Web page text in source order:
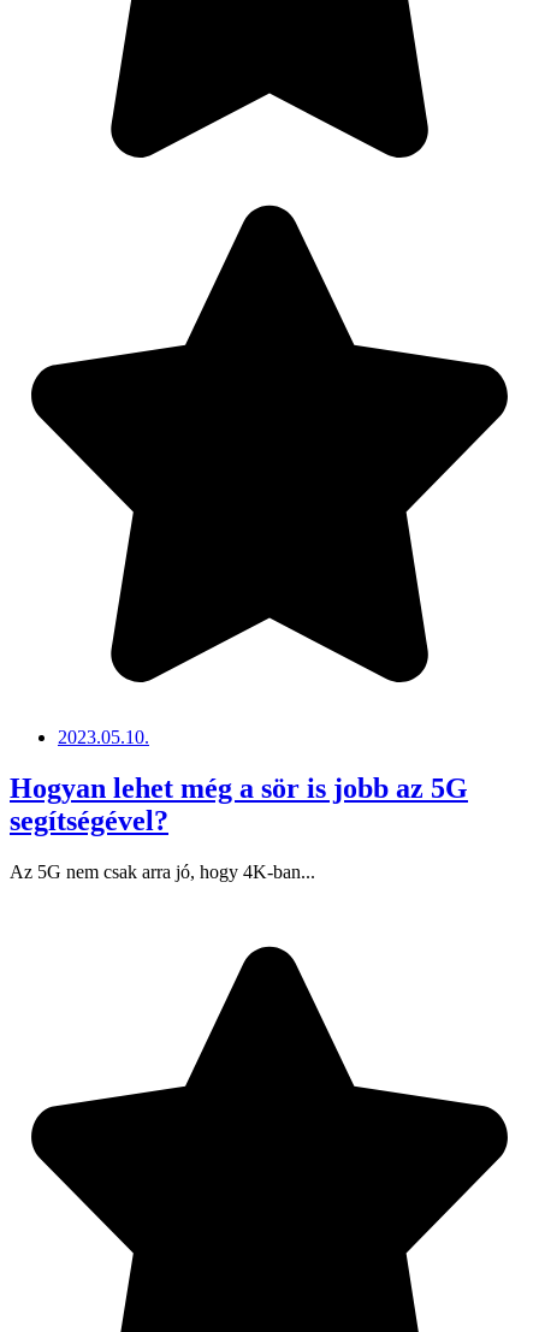
2023.05.10.
Hogyan lehet még a sör is jobb az 5G
segítségével?
Az 5G nem csak arra jó, hogy 4K-ban...